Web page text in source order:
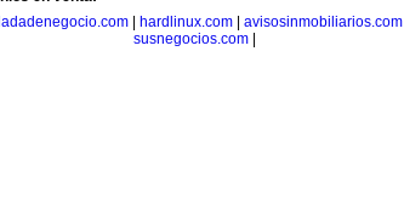
| hardlinux.com| avisosinmobiliarios.com|
susnegocios.com|